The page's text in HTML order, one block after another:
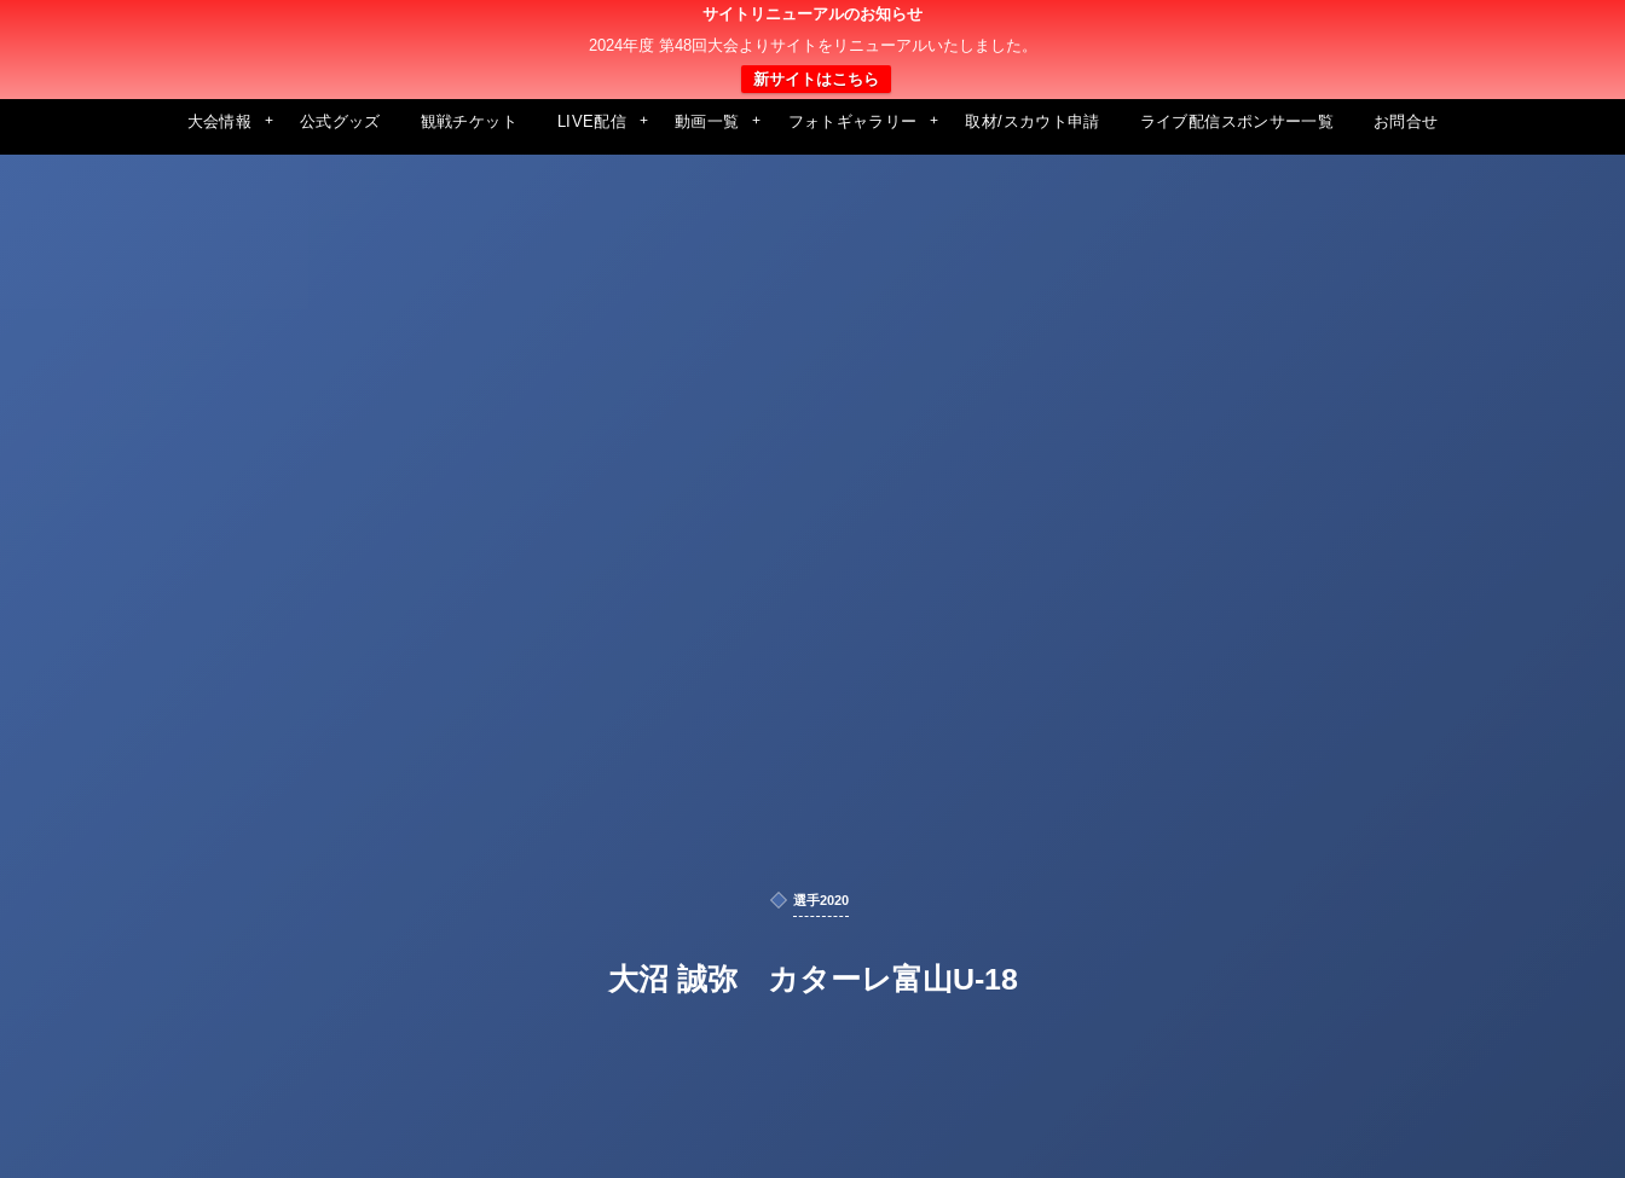
サイトリニューアルのお知らせ
2024年度 第48回大会よりサイトをリニューアルいたしました。
新サイトはこちら
大会情報 公式グッズ 観戦チケット LIVE配信 動画一覧 フォトギャラリー 取材/スカウト申請 ライブ配信スポンサー一覧 お問合せ
選手2020
大沼 誠弥 カターレ富山U-18